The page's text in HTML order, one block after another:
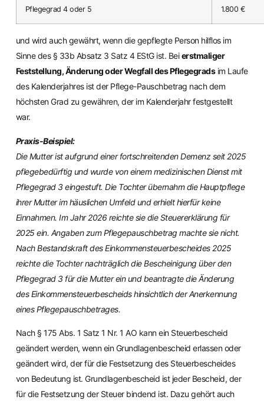
Pflegegrad 4 oder 5 1.800 €
und wird auch gewährt, wenn die gepflegte Person hilflos im
Sinne des § 33b Absatz 3 Satz 4 EStG ist. Beierstmaliger
Feststellung, Änderung oder Wegfall des Pflegegradsim Laufe
des Kalenderjahres ist der Pflege-Pauschbetrag nach dem
höchsten Grad zu gewähren, der im Kalenderjahr festgestellt
war.
Praxis-Beispiel:
Die Mutter ist aufgrund einer fortschreitenden Demenz seit 2025
pflegebedürftig und wurde von einem medizinischen Dienst mit
Pflegegrad 3 eingestuft. Die Tochter übernahm die Hauptpflege
ihrer Mutter im häuslichen Umfeld und erhielt hierfür keine
Einnahmen. Im Jahr 2026 reichte sie die Steuererklärung für
2025 ein. Angaben zum Pflegepauschbetrag machte sie nicht.
Nach Bestandskraft des Einkommensteuerbescheides 2025
reichte die Tochter nachträglich die Bescheinigung über den
Pflegegrad 3 für die Mutter ein und beantragte die Änderung
des Einkommensteuerbescheids hinsichtlich der Anerkennung
eines Pflegepauschbetrages.
Nach § 175 Abs. 1 Satz 1 Nr. 1 AO kann ein Steuerbescheid
geändert werden, wenn ein Grundlagenbescheid erlassen oder
geändert wird, der für die Festsetzung des Steuerbescheides
von Bedeutung ist. Grundlagenbescheid ist jeder Bescheid, der
für die Festsetzung der Steuer bindend ist. Dazu gehört auch